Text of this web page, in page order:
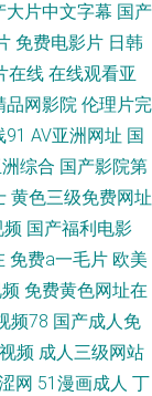
欧美日韩成人国产
夜 91看片 大香蕉伊
洲黄色黄色网址 俺
喷浆 人人摸97视频
人干 美女被草网站
碰3p在线观看
大片中文字幕 国产
免费电影片 日韩
在线 在线观看亚
品网影院 伦理片完
91 AV亚洲网址 国
综合 国产影院第
黄色三级免费网址
频 国产福利电影
免费a一毛片 欧美
免费黄色网址在
频78 国产成人免
频 成人三级网站
网 51漫画成人 丁